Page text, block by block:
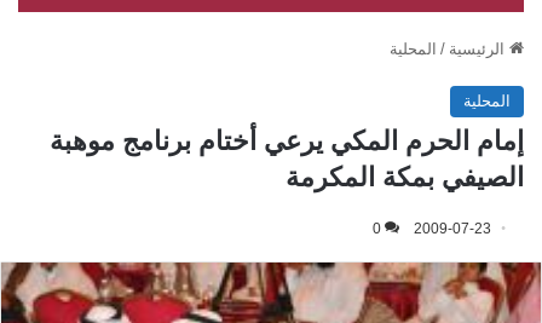
الرئيسية / المحلية
المحلية
إمام الحرم المكي يرعي أختام برنامج موهبة
الصيفي بمكة المكرمة
2009-07-23
0